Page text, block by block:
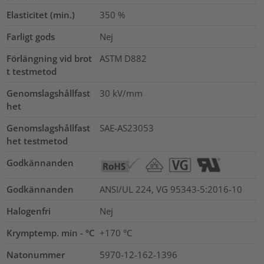
Elasticitet (min.) 350 %
Farligt gods
Nej
Förlängning vid brot
t testmetod
ASTM D882
Genomslagshållfast
het
30 kV/mm
Genomslagshållfast
het testmetod
SAE-AS23053
Godkännanden
Godkännanden
ANSI/UL 224, VG 95343-5:2016-10
Halogenfri
Nej
Krymptemp. min - °C +170 °C
Natonummer
5970-12-162-1396